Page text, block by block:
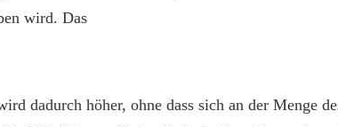
wird. Das
dadurch höher, ohne dass sich an der Menge